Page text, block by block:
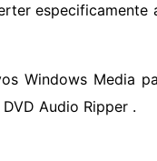
especificamente
Windows Media
Audio Ripper .